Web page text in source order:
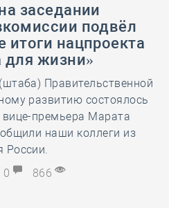
заседании
подвёл
итоги нацпроекта
для жизни»
Правительственной
развитию состоялось
вице-премьера Марата
наши коллеги из
России.
0 866